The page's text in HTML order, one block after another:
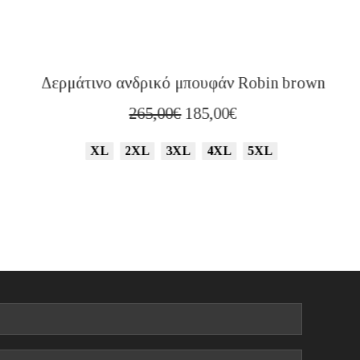
Δερμάτινο ανδρικό μπουφάν Robin brown
265,00€Original
was:
185,00€Η
τιμή
XL 2XL 3XL 4XL 5XL